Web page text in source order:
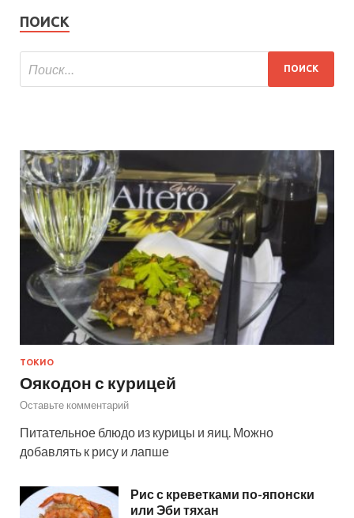
ПОИСК
ТОКИО
Оякодон с курицей
Оставьте комментарий
Питательное блюдо из курицы и яиц. Можно
добавлять к рису и лапше
Рис с креветками по-японски
или Эби тяхан